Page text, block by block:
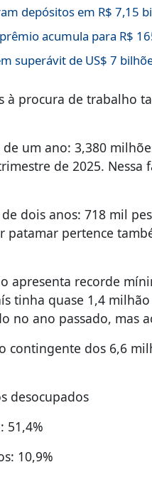
depósitos em R$ 7,15
acumula para R$
superávit de US$ 7
à procura de trabalho
um ano: 3,380
de 2025.
dois anos: 718 mil
patamar pertence
apresenta recorde
tinha quase 1,4
no ano passado, mas
contingente dos 6,6
desocupados
51,4%
10,9%